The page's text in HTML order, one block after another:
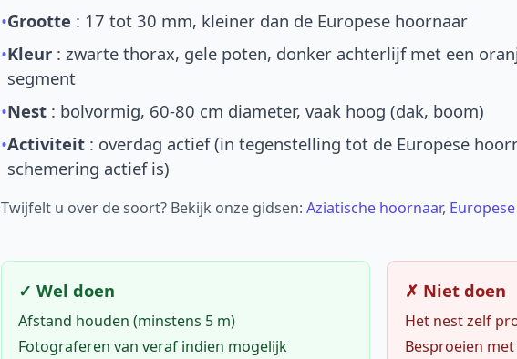
•Grootte : 17 tot 30 mm, kleiner dan de Europese hoornaar
•Kleur : zwarte thorax, gele poten, donker achterlijf met een
segment
•Nest : bolvormig, 60-80 cm diameter, vaak hoog (dak, boom)
•Activiteit : overdag actief (in tegenstelling tot de Europese
schemering actief is)
Twijfelt u over de soort? Bekijk onze gidsen: Aziatische hoornaar,
✓ Wel doen
Afstand houden (minstens 5 m)
Fotograferen van veraf indien mogelijk
✗ Niet doen
Het nest zelf
Besproeien